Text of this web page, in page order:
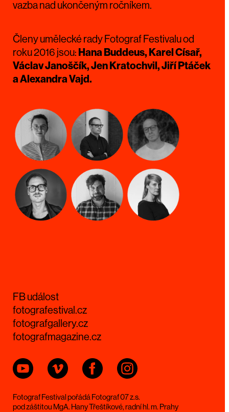
vazba nad ukončeným ročníkem.
Členy umělecké rady Fotograf Festivalu od
roku 2016 jsou: Hana Buddeus, Karel Císař,
Václav Janoščík, Jen Kratochvil, Jiří Ptáček
a Alexandra Vajd.
FB událost
fotografestival.cz
fotografgallery.cz
fotografmagazine.cz
Fotograf Festival pořádá Fotograf 07 z.s.
pod záštitou MgA. Hany Třeštíkové, radní hl. m. Prahy